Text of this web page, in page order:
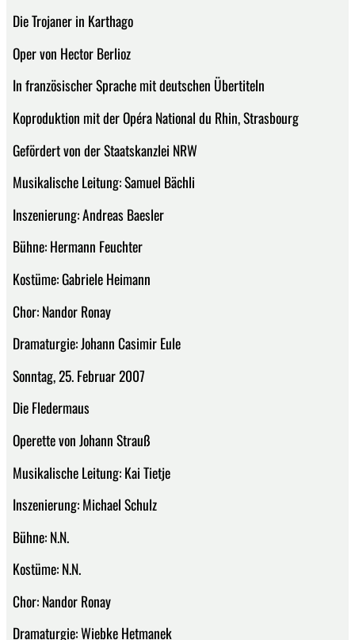
Die Trojaner in Karthago
Oper von Hector Berlioz
In französischer Sprache mit deutschen Übertiteln
Koproduktion mit der Opéra National du Rhin, Strasbourg
Gefördert von der Staatskanzlei NRW
Musikalische Leitung: Samuel Bächli
Inszenierung: Andreas Baesler
Bühne: Hermann Feuchter
Kostüme: Gabriele Heimann
Chor: Nandor Ronay
Dramaturgie: Johann Casimir Eule
Sonntag, 25. Februar 2007
Die Fledermaus
Operette von Johann Strauß
Musikalische Leitung: Kai Tietje
Inszenierung: Michael Schulz
Bühne: N.N.
Kostüme: N.N.
Chor: Nandor Ronay
Dramaturgie: Wiebke Hetmanek